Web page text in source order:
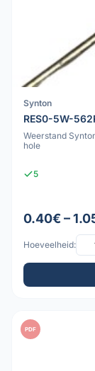
Synton
RES0-5W-
Weerstand
hole
5
0.40€ –
Hoeveelheid:
PDF